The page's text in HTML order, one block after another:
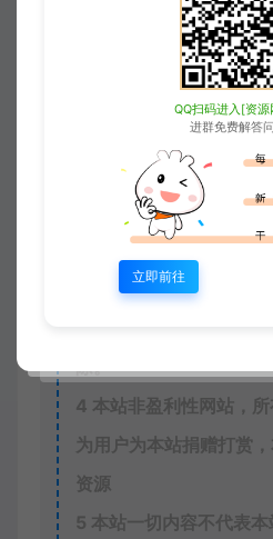
版权声
本站素材解压密码：
本站永久网址：
https://www.xjuym.cn
本站内发布的一切内容
研究，禁止用于商业或
除。
4 本站非盈利性网站，
为用户为本站捐赠打赏
资源
5 本站一切内容不代表
QQ扫码进入[资源
进群免费解答
立即前往